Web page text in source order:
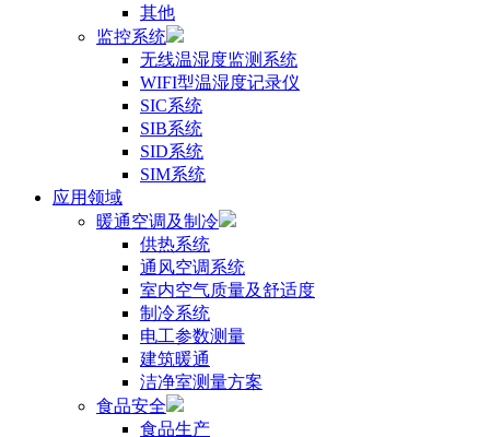
其他
监控系统
无线温湿度监测系统
WIFI型温湿度记录仪
SIC系统
SIB系统
SID系统
SIM系统
应用领域
暖通空调及制冷
供热系统
通风空调系统
室内空气质量及舒适度
制冷系统
电工参数测量
建筑暖通
洁净室测量方案
食品安全
食品生产